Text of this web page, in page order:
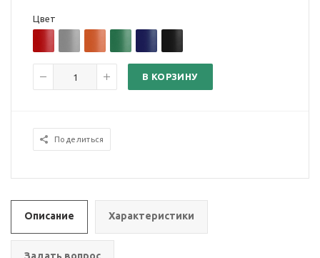
Цвет
В КОРЗИНУ
Поделиться
Описание Характеристики